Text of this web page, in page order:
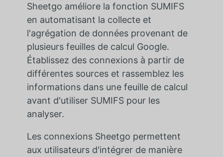
Sheetgo améliore la fonction SUMIFS
en automatisant la collecte et
l'agrégation de données provenant de
plusieurs feuilles de calcul Google.
Établissez des connexions à partir de
différentes sources et rassemblez les
informations dans une feuille de calcul
avant d'utiliser SUMIFS pour les
analyser.
Les connexions Sheetgo permettent
aux utilisateurs d'intégrer de manière